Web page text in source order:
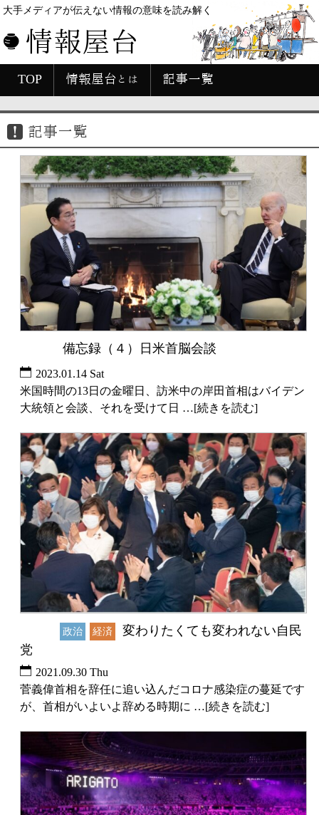
大手メディアが伝えない情報の意味を読み解く
情報屋台
TOP 情報屋台とは 記事一覧
記事一覧
備忘録（４）日米首脳会談
2023.01.14 Sat
米国時間の13日の金曜日、訪米中の岸田首相はバイデン
大統領と会談、それを受けて日 …[続きを読む]
政治 経済
変わりたくても変われない自民
党
2021.09.30 Thu
菅義偉首相を辞任に追い込んだコロナ感染症の蔓延です
が、首相がいよいよ辞める時期に …[続きを読む]